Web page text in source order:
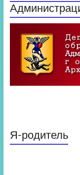
Я-родитель